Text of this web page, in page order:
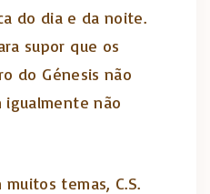
do dia e da noite.
supor que os
do Génesis não
igualmente não
temas, C.S.